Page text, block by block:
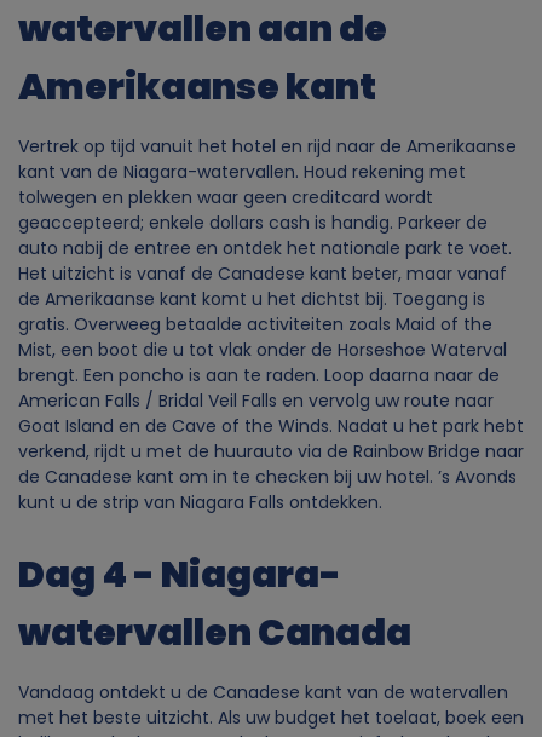
watervallen aan de
Amerikaanse kant
Vertrek op tijd vanuit het hotel en rijd naar de Amerikaanse
kant van de Niagara-watervallen. Houd rekening met
tolwegen en plekken waar geen creditcard wordt
geaccepteerd; enkele dollars cash is handig. Parkeer de
auto nabij de entree en ontdek het nationale park te voet.
Het uitzicht is vanaf de Canadese kant beter, maar vanaf
de Amerikaanse kant komt u het dichtst bij. Toegang is
gratis. Overweeg betaalde activiteiten zoals Maid of the
Mist, een boot die u tot vlak onder de Horseshoe Waterval
brengt. Een poncho is aan te raden. Loop daarna naar de
American Falls / Bridal Veil Falls en vervolg uw route naar
Goat Island en de Cave of the Winds. Nadat u het park hebt
verkend, rijdt u met de huurauto via de Rainbow Bridge naar
de Canadese kant om in te checken bij uw hotel. ’s Avonds
kunt u de strip van Niagara Falls ontdekken.
Dag 4 - Niagara-
watervallen Canada
Vandaag ontdekt u de Canadese kant van de watervallen
met het beste uitzicht. Als uw budget het toelaat, boek een